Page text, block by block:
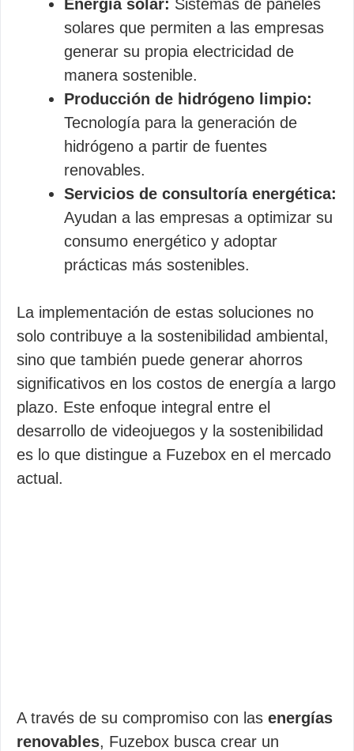
Energía solar: Sistemas de paneles
solares que permiten a las empresas
generar su propia electricidad de
manera sostenible.
Producción de hidrógeno limpio:
Tecnología para la generación de
hidrógeno a partir de fuentes
renovables.
Servicios de consultoría energética:
Ayudan a las empresas a optimizar su
consumo energético y adoptar
prácticas más sostenibles.
La implementación de estas soluciones no
solo contribuye a la sostenibilidad ambiental,
sino que también puede generar ahorros
significativos en los costos de energía a largo
plazo. Este enfoque integral entre el
desarrollo de videojuegos y la sostenibilidad
es lo que distingue a Fuzebox en el mercado
actual.
A través de su compromiso con las energías
renovables, Fuzebox busca crear un